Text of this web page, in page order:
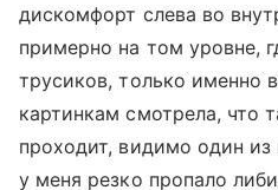
дискомфорт слева во
примерно на том уровне,
трусиков, только именно
картинкам смотрела, что
проходит, видимо один из
у меня резко пропало